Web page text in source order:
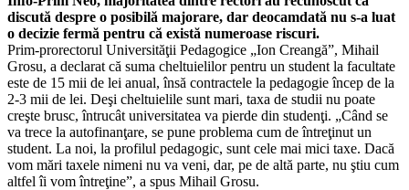
discută despre o posibilă majorare, dar deocamdată nu s-a luat
o decizie fermă pentru că există numeroase riscuri.
Prim-prorectorul Universităţii Pedagogice „Ion Creangă”, Mihail
Grosu, a declarat că suma cheltuielilor pentru un student la facultate
este de 15 mii de lei anual, însă contractele la pedagogie încep de la
2-3 mii de lei. Deşi cheltuielile sunt mari, taxa de studii nu poate
creşte brusc, întrucât universitatea va pierde din studenţi. „Când se
va trece la autofinanţare, se pune problema cum de întreţinut un
student. La noi, la profilul pedagogic, sunt cele mai mici taxe. Dacă
vom mări taxele nimeni nu va veni, dar, pe de altă parte, nu ştiu cum
altfel îi vom întreţine”, a spus Mihail Grosu.